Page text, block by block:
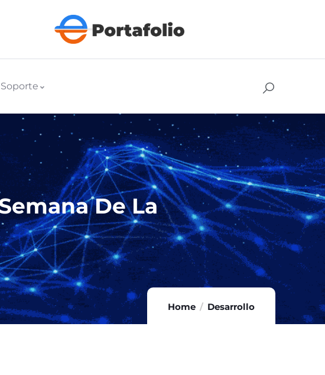
Soporte
De La
Home Desarrollo